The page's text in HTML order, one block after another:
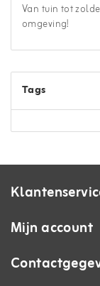
Van tuin tot
omgeving!
Tags
Mijn account